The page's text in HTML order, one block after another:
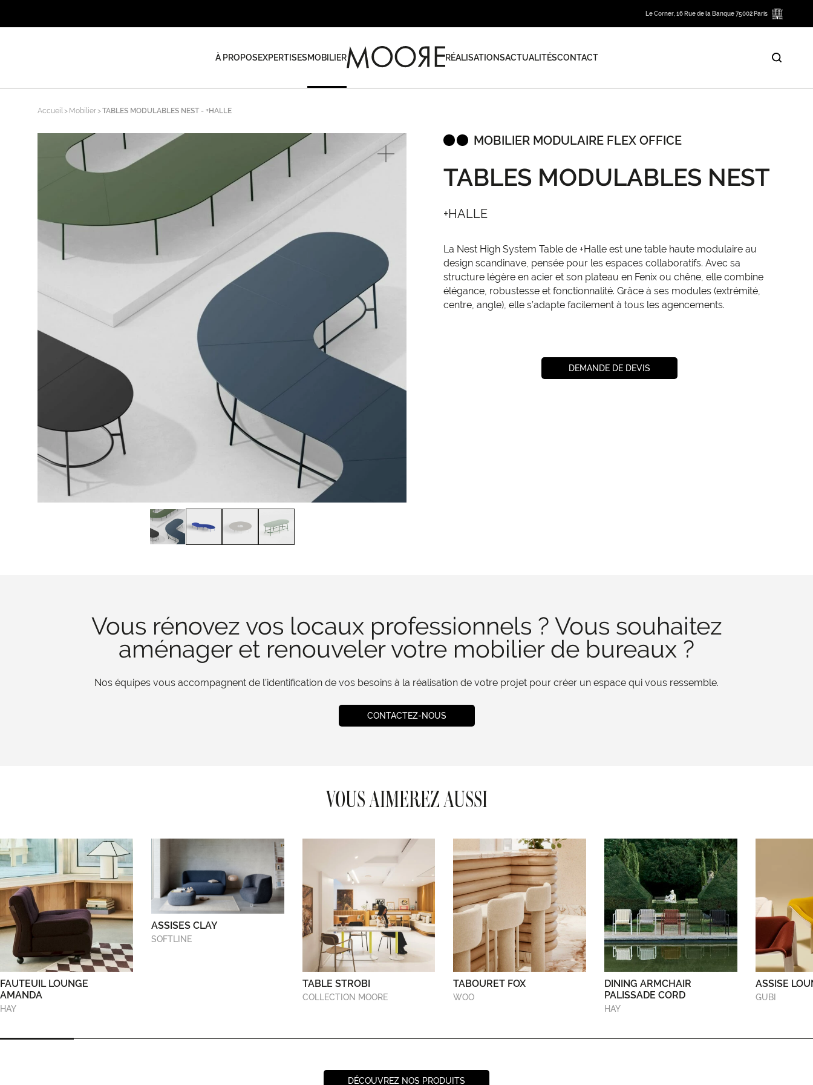
Le Corner, 16 Rue de la Banque 75002 Paris
À PROPOSEXPERTISESMOBILIER RÉALISATIONSACTUALITÉSCONTACT
Accueil Mobilier TABLES MODULABLES NEST - +HALLE
MOBILIER MODULAIRE FLEX OFFICE
TABLES MODULABLES NEST
+HALLE
La Nest High System Table de +Halle est une table haute modulaire au
design scandinave, pensée pour les espaces collaboratifs. Avec sa
structure légère en acier et son plateau en Fenix ou chêne, elle combine
élégance, robustesse et fonctionnalité. Grâce à ses modules (extrémité,
centre, angle), elle s’adapte facilement à tous les agencements.
DEMANDE DE DEVIS
Vous rénovez vos locaux professionnels ? Vous souhaitez
aménager et renouveler votre mobilier de bureaux ?
Nos équipes vous accompagnent de l’identification de vos besoins à la réalisation de votre projet pour créer un espace qui vous ressemble.
CONTACTEZ-NOUS
VOUS AIMEREZ AUSSI
FAUTEUIL LOUNGE
AMANDA
HAY
ASSISES CLAY
SOFTLINE
TABLE STROBI
COLLECTION MOORE
TABOURET FOX
WOO
DINING ARMCHAIR
PALISSADE CORD
HAY
ASSISE
GUBI
DÉCOUVREZ NOS PRODUITS